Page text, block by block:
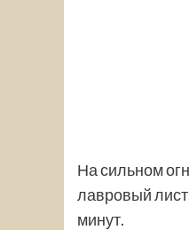
На сильном
лавровый
минут.